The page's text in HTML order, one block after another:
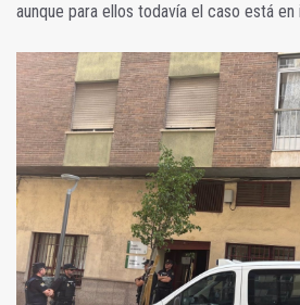
aunque para ellos todavía el caso está